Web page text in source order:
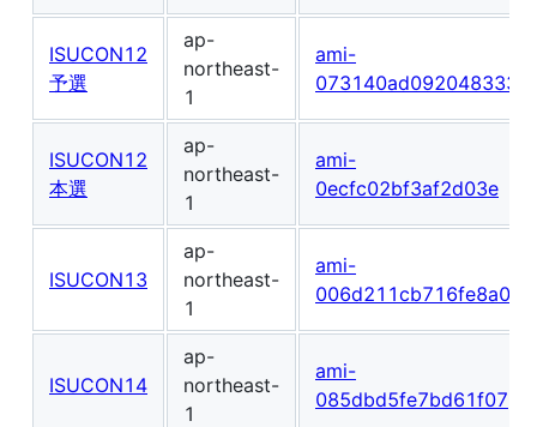
ISUCON12
予選
ap-
northeast-
1
ami-
073140ad092048333
ISUCON12
本選
ap-
northeast-
1
ami-
0ecfc02bf3af2d03e
ISUCON13
ap-
northeast-
1
ami-
006d211cb716fe8a0
ISUCON14
ap-
northeast-
1
ami-
085dbd5fe7bd61f07